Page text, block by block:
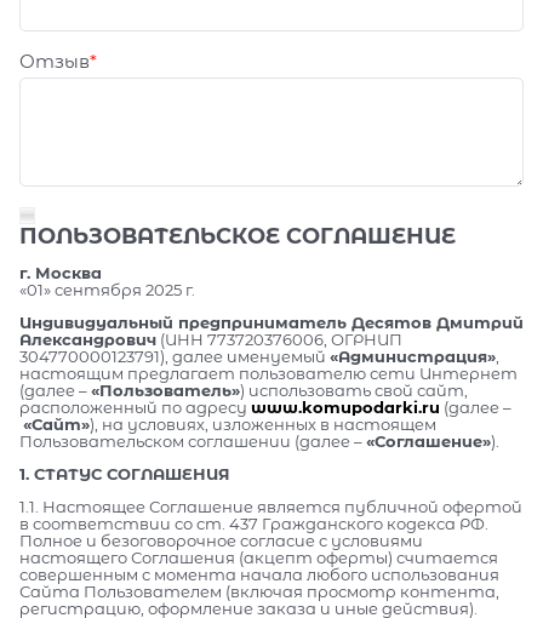
Отзыв
ПОЛЬЗОВАТЕЛЬСКОЕ СОГЛАШЕНИЕ
г. Москва
«01» сентября 2025 г.
Индивидуальный предприниматель Десятов Дмитрий
Александрович (ИНН 773720376006, ОГРНИП
304770000123791), далее именуемый «Администрация»
настоящим предлагает пользователю сети Интернет
(далее –«Пользователь») использовать свой сайт,
расположенный по адресу www.komupodarki.ru (далее –
«Сайт»), на условиях, изложенных в настоящем
Пользовательском соглашении (далее –«Соглашение»).
1. СТАТУС СОГЛАШЕНИЯ
1.1. Настоящее Соглашение является публичной офертой
в соответствии со ст. 437 Гражданского кодекса РФ.
Полное и безоговорочное согласие с условиями
настоящего Соглашения (акцепт оферты) считается
совершенным с момента начала любого использования
Сайта Пользователем (включая просмотр контента,
регистрацию, оформление заказа и иные действия).